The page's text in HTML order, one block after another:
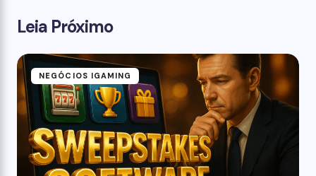
Leia Próximo
NEGÓCIOS IGAMING